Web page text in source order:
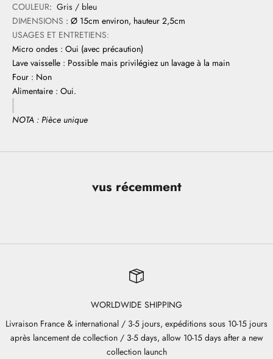
COULEUR: Gris / bleu
DIMENSIONS : Ø 15cm environ, hauteur 2,5cm
USAGES ET ENTRETIENS:
Micro ondes : Oui (avec précaution)
Lave vaisselle : Possible mais privilégiez un lavage à la main
Four : Non
Alimentaire : Oui.
NOTA : Pièce unique
vus récemment
WORLDWIDE SHIPPING
Livraison France & international / 3-5 jours, expéditions sous 10-15 jours
après lancement de collection / 3-5 days, allow 10-15 days after a new
collection launch